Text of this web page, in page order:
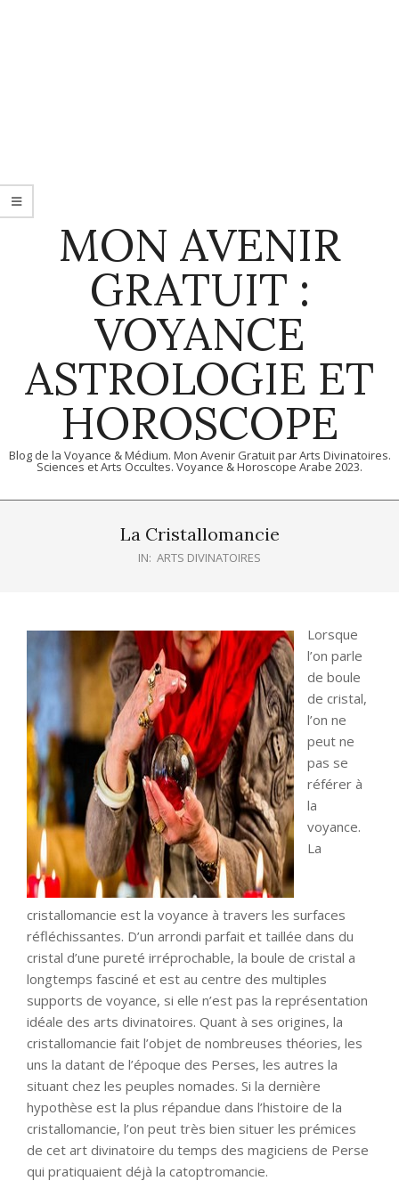
MON AVENIR
GRATUIT :
VOYANCE
ASTROLOGIE ET
HOROSCOPE
Blog de la Voyance & Médium. Mon Avenir Gratuit par Arts Divinatoires.
Sciences et Arts Occultes. Voyance & Horoscope Arabe 2023.
La Cristallomancie
IN: ARTS DIVINATOIRES
Lorsque
l’on parle
de boule
de cristal,
l’on ne
peut ne
pas se
référer à
la
voyance.
La
cristallomancie est la voyance à travers les surfaces
réfléchissantes. D’un arrondi parfait et taillée dans du
cristal d’une pureté irréprochable, la boule de cristal a
longtemps fasciné et est au centre des multiples
supports de voyance, si elle n’est pas la représentation
idéale des arts divinatoires. Quant à ses origines, la
cristallomancie fait l’objet de nombreuses théories, les
uns la datant de l’époque des Perses, les autres la
situant chez les peuples nomades. Si la dernière
hypothèse est la plus répandue dans l’histoire de la
cristallomancie, l’on peut très bien situer les prémices
de cet art divinatoire du temps des magiciens de Perse
qui pratiquaient déjà la catoptromancie.